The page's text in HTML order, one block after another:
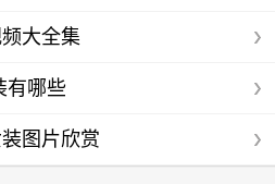
大全集
有哪些
图片欣赏